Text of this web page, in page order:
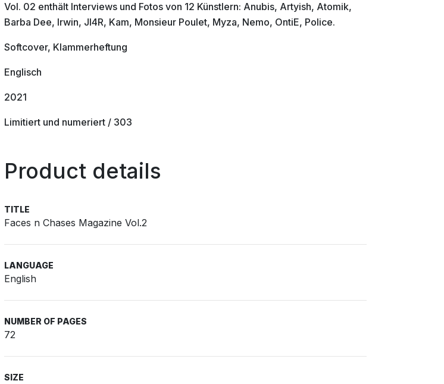
Vol. 02 enthält Interviews und Fotos von 12 Künstlern: Anubis, Artyish, Atomik,
Barba Dee, Irwin, JI4R, Kam, Monsieur Poulet, Myza, Nemo, OntiE, Police.
Softcover, Klammerheftung
Englisch
2021
Limitiert und numeriert / 303
Product details
TITLE
Faces n Chases Magazine Vol.2
LANGUAGE
English
NUMBER OF PAGES
72
SIZE